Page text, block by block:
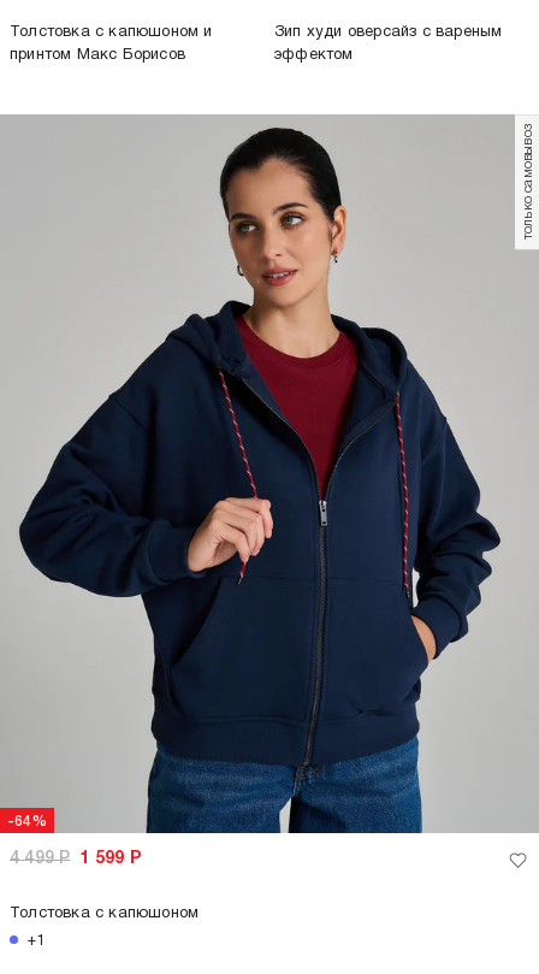
Толстовка с капюшоном и
принтом Макс Борисов
Зип худи оверсайз с вареным
эффектом
-64%
только самовывоз
4 499Р 1 599 Р
Толстовка с капюшоном
+1